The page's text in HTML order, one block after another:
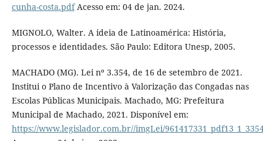
cunha-costa.pdfAcesso em: 04 de jan. 2024.
MIGNOLO, Walter. A ideia de Latinoamérica: História,
processos e identidades. São Paulo: Editora Unesp, 2005.
MACHADO (MG). Lei nº 3.354, de 16 de setembro de 2021.
Institui o Plano de Incentivo à Valorização das Congadas nas
Escolas Públicas Municipais. Machado, MG: Prefeitura
Municipal de Machado, 2021. Disponível em:
https://www.legislador.com.br//imgLei/